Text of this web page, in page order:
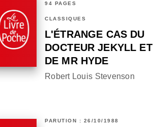
94 PAGES
CLASSIQUES
L'ÉTRANGE CAS DU
DOCTEUR JEKYLL ET
DE MR HYDE
Robert Louis Stevenson
PARUTION : 26/10/1988